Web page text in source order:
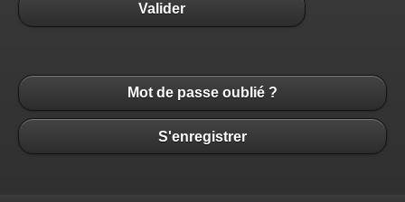
Valider
Mot de passe oublié ?
S'enregistrer